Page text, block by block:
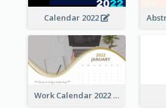
Calendar 2022
Work Calendar 2022